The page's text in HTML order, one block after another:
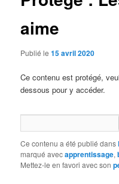
aime
Publié le15 avril 2020
Ce contenu est protégé,
dessous pour y accéder.
Ce contenu a été publié dans
marqué avecapprentissage,
Mettez-le en favori avec son